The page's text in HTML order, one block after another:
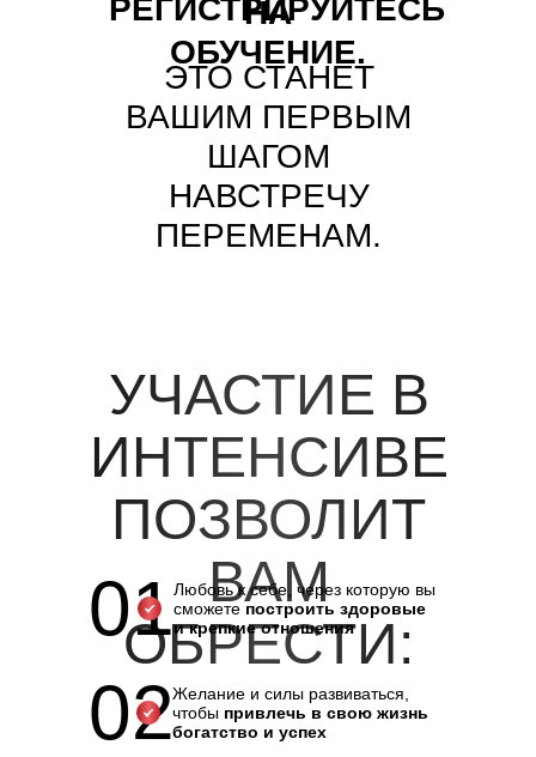
РЕГИСТРИРУЙТЕСЬ
ЭТО СТАНЕТ
ВАШИМ ПЕРВЫМ
ШАГОМ
НАВСТРЕЧУ
ПЕРЕМЕНАМ.
НА
ОБУЧЕНИЕ.
УЧАСТИЕ В
ИНТЕНСИВЕ
ПОЗВОЛИТ
ВАМ
ОБРЕСТИ:
Любовь к себе, через которую вы
сможете построить здоровые
и крепкие отношения
01
Желание и силы развиваться,
чтобы привлечь в свою жизнь
богатство и успех
02